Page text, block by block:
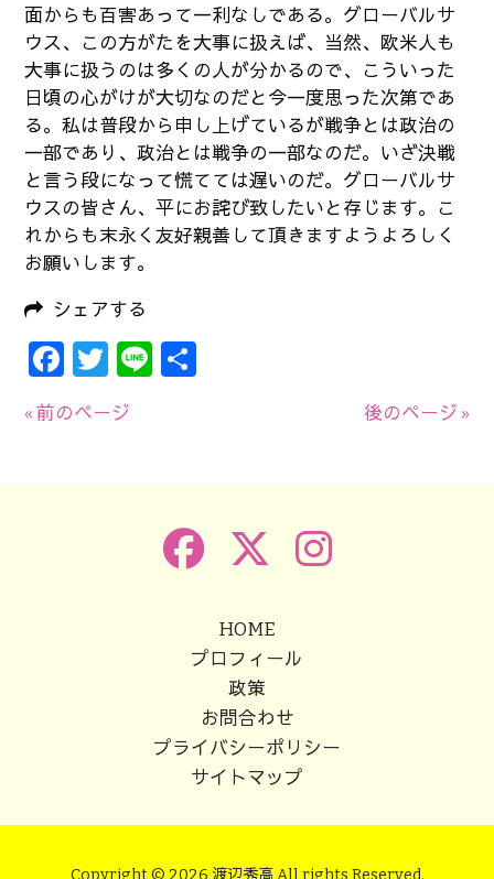
面からも百害あって一利なしである。グローバルサ
ウス、この方がたを大事に扱えば、当然、欧米人も
大事に扱うのは多くの人が分かるので、こういった
日頃の心がけが大切なのだと今一度思った次第であ
る。私は普段から申し上げているが戦争とは政治の
一部であり、政治とは戦争の一部なのだ。いざ決戦
と言う段になって慌てては遅いのだ。グローバルサ
ウスの皆さん、平にお詫び致したいと存じます。こ
れからも末永く友好親善して頂きますようよろしく
お願いします。
シェアする
Facebook
Twitter
Line
« 前のページ 後のページ »
HOME
プロフィール
政策
お問合わせ
プライバシーポリシー
サイトマップ
Copyright © 2026 渡辺秀高 All rights Reserved.